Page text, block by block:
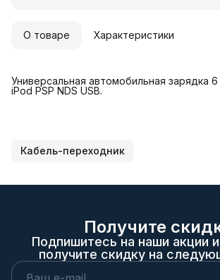
О товаре Характеристики
Универсальная автомобильная зарядка 6
iPod PSP NDS USB.
Кабель-переходник
Получите
Подпишитесь на наши акции
получите скидку на